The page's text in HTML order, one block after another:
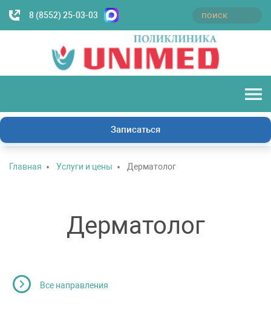
8 (8552) 25-03-03
Записаться
Главная Услуги и цены Дерматолог
Дерматолог
Все направления